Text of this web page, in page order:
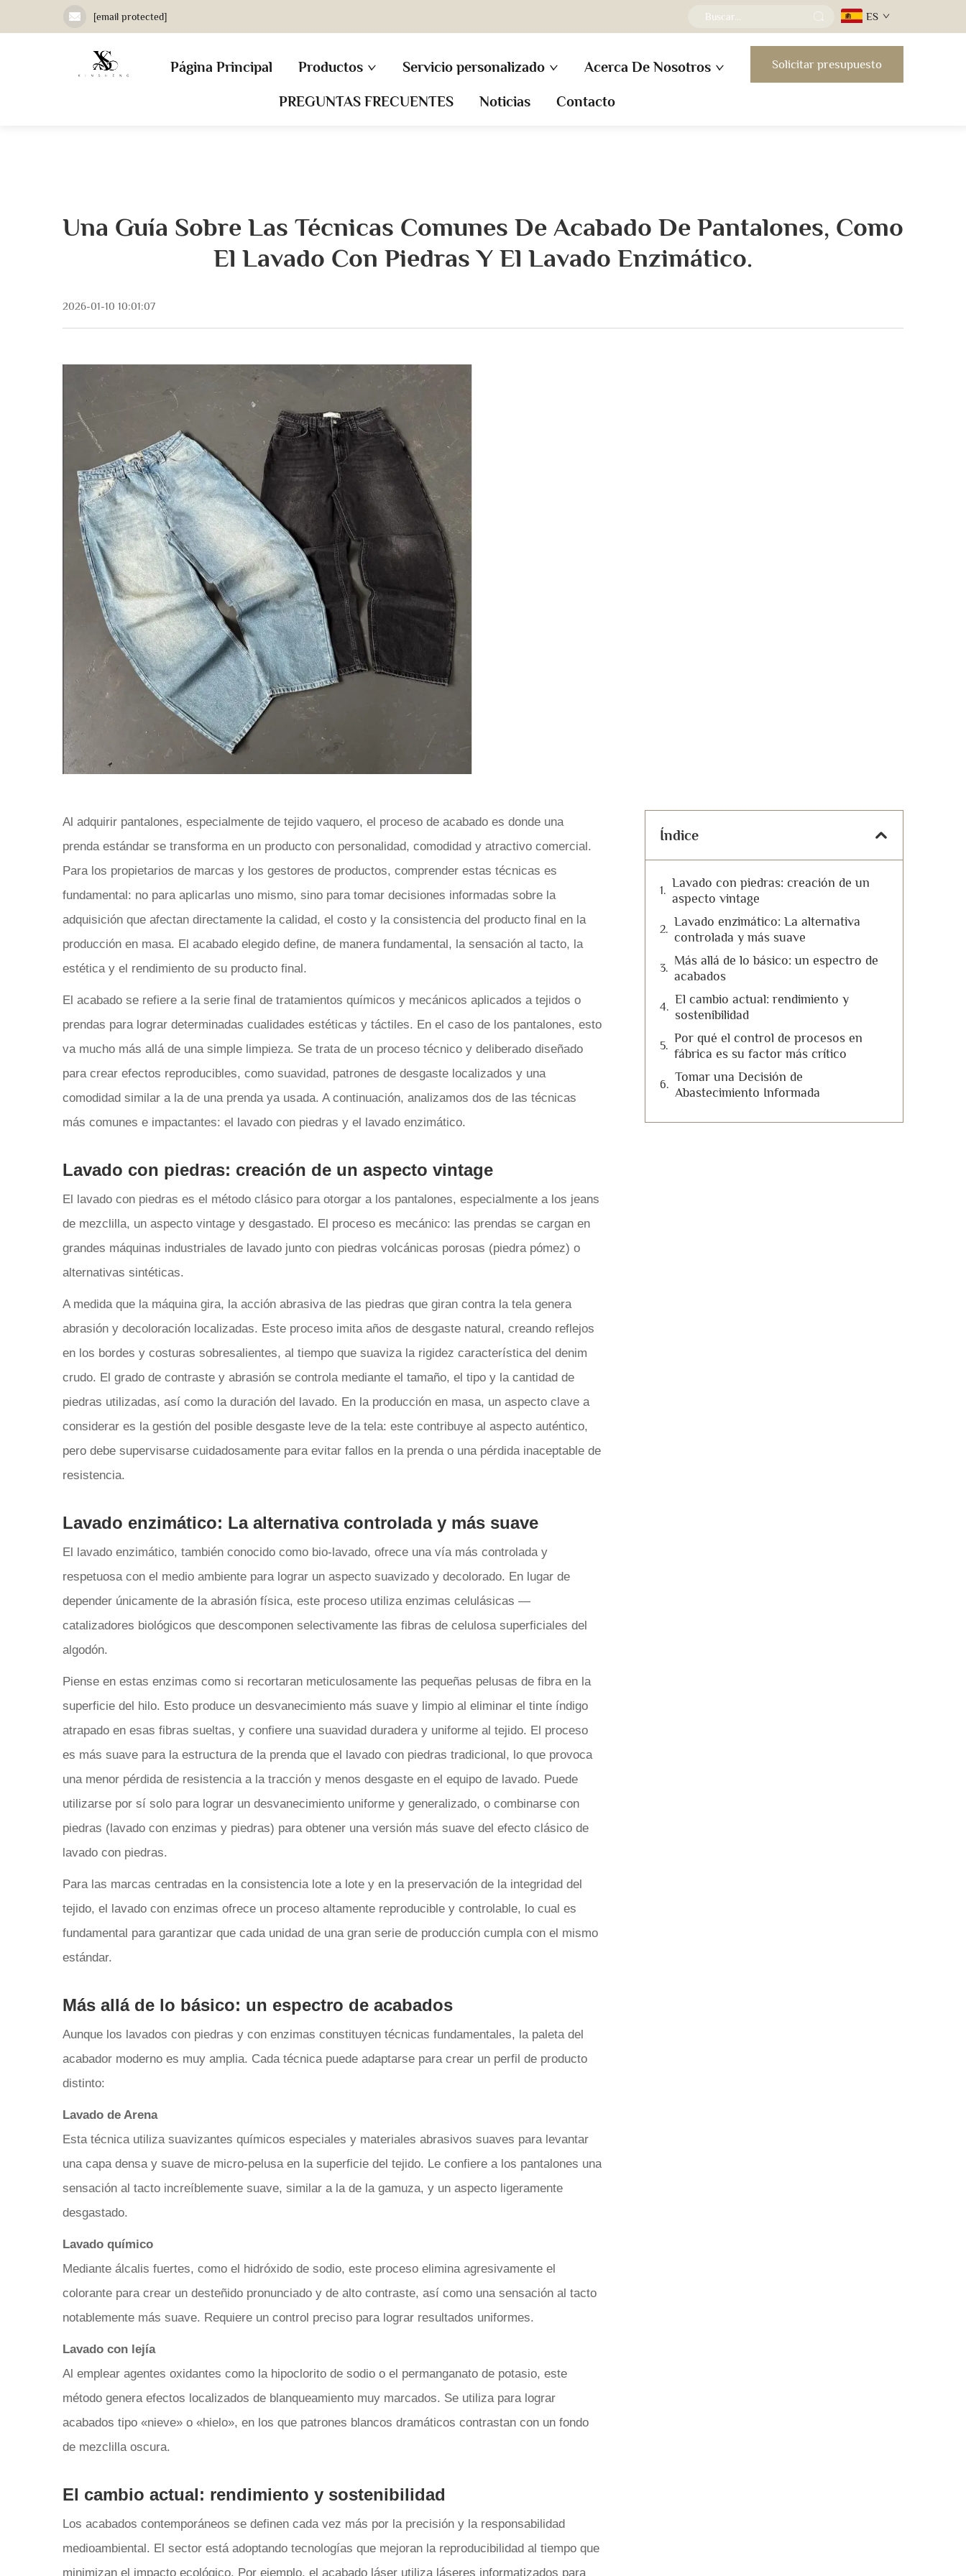
[email protected] ES
Página Principal Productos Servicio personalizado Acerca De Nosotros
PREGUNTAS FRECUENTES Noticias Contacto
Solicitar presupuesto
Una Guía Sobre Las Técnicas Comunes De Acabado De Pantalones, Como
El Lavado Con Piedras Y El Lavado Enzimático.
2026-01-10 10:01:07
Al adquirir pantalones, especialmente de tejido vaquero, el proceso de acabado es donde una
prenda estándar se transforma en un producto con personalidad, comodidad y atractivo comercial.
Para los propietarios de marcas y los gestores de productos, comprender estas técnicas es
fundamental: no para aplicarlas uno mismo, sino para tomar decisiones informadas sobre la
adquisición que afectan directamente la calidad, el costo y la consistencia del producto final en la
producción en masa. El acabado elegido define, de manera fundamental, la sensación al tacto, la
estética y el rendimiento de su producto final.
El acabado se refiere a la serie final de tratamientos químicos y mecánicos aplicados a tejidos o
prendas para lograr determinadas cualidades estéticas y táctiles. En el caso de los pantalones, esto
va mucho más allá de una simple limpieza. Se trata de un proceso técnico y deliberado diseñado
para crear efectos reproducibles, como suavidad, patrones de desgaste localizados y una
comodidad similar a la de una prenda ya usada. A continuación, analizamos dos de las técnicas
más comunes e impactantes: el lavado con piedras y el lavado enzimático.
Lavado con piedras: creación de un aspecto vintage
El lavado con piedras es el método clásico para otorgar a los pantalones, especialmente a los jeans
de mezclilla, un aspecto vintage y desgastado. El proceso es mecánico: las prendas se cargan en
grandes máquinas industriales de lavado junto con piedras volcánicas porosas (piedra pómez) o
alternativas sintéticas.
A medida que la máquina gira, la acción abrasiva de las piedras que giran contra la tela genera
abrasión y decoloración localizadas. Este proceso imita años de desgaste natural, creando reflejos
en los bordes y costuras sobresalientes, al tiempo que suaviza la rigidez característica del denim
crudo. El grado de contraste y abrasión se controla mediante el tamaño, el tipo y la cantidad de
piedras utilizadas, así como la duración del lavado. En la producción en masa, un aspecto clave a
considerar es la gestión del posible desgaste leve de la tela: este contribuye al aspecto auténtico,
pero debe supervisarse cuidadosamente para evitar fallos en la prenda o una pérdida inaceptable de
resistencia.
Lavado enzimático: La alternativa controlada y más suave
El lavado enzimático, también conocido como bio-lavado, ofrece una vía más controlada y
respetuosa con el medio ambiente para lograr un aspecto suavizado y decolorado. En lugar de
depender únicamente de la abrasión física, este proceso utiliza enzimas celulásicas —
catalizadores biológicos que descomponen selectivamente las fibras de celulosa superficiales del
algodón.
Piense en estas enzimas como si recortaran meticulosamente las pequeñas pelusas de fibra en la
superficie del hilo. Esto produce un desvanecimiento más suave y limpio al eliminar el tinte índigo
atrapado en esas fibras sueltas, y confiere una suavidad duradera y uniforme al tejido. El proceso
es más suave para la estructura de la prenda que el lavado con piedras tradicional, lo que provoca
una menor pérdida de resistencia a la tracción y menos desgaste en el equipo de lavado. Puede
utilizarse por sí solo para lograr un desvanecimiento uniforme y generalizado, o combinarse con
piedras (lavado con enzimas y piedras) para obtener una versión más suave del efecto clásico de
lavado con piedras.
Para las marcas centradas en la consistencia lote a lote y en la preservación de la integridad del
tejido, el lavado con enzimas ofrece un proceso altamente reproducible y controlable, lo cual es
fundamental para garantizar que cada unidad de una gran serie de producción cumpla con el mismo
estándar.
Más allá de lo básico: un espectro de acabados
Aunque los lavados con piedras y con enzimas constituyen técnicas fundamentales, la paleta del
acabador moderno es muy amplia. Cada técnica puede adaptarse para crear un perfil de producto
distinto:
Lavado de Arena
Esta técnica utiliza suavizantes químicos especiales y materiales abrasivos suaves para levantar
una capa densa y suave de micro-pelusa en la superficie del tejido. Le confiere a los pantalones una
sensación al tacto increíblemente suave, similar a la de la gamuza, y un aspecto ligeramente
desgastado.
Lavado químico
Mediante álcalis fuertes, como el hidróxido de sodio, este proceso elimina agresivamente el
colorante para crear un desteñido pronunciado y de alto contraste, así como una sensación al tacto
notablemente más suave. Requiere un control preciso para lograr resultados uniformes.
Lavado con lejía
Al emplear agentes oxidantes como la hipoclorito de sodio o el permanganato de potasio, este
método genera efectos localizados de blanqueamiento muy marcados. Se utiliza para lograr
acabados tipo «nieve» o «hielo», en los que patrones blancos dramáticos contrastan con un fondo
de mezclilla oscura.
El cambio actual: rendimiento y sostenibilidad
Los acabados contemporáneos se definen cada vez más por la precisión y la responsabilidad
medioambiental. El sector está adoptando tecnologías que mejoran la reproducibilidad al tiempo que
minimizan el impacto ecológico. Por ejemplo, el acabado láser utiliza láseres informatizados para
Índice
Lavado con piedras: creación de un
aspecto vintage
Lavado enzimático: La alternativa
controlada y más suave
Más allá de lo básico: un espectro de
acabados
El cambio actual: rendimiento y
sostenibilidad
Por qué el control de procesos en
fábrica es su factor más crítico
Tomar una Decisión de
Abastecimiento Informada